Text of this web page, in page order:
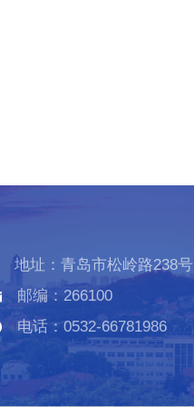
地址：青岛市松岭路238号
邮编：266100
电话：0532-66781986